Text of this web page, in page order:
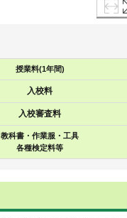
授業料(1年間)
入校料
入校審査料
教科書・作業服・工具
各種検定料等